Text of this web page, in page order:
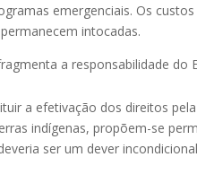
emergenciais. Os
intocadas.
a responsabilidade do
a efetivação dos direitos
indígenas, propõem-se
ser um dever